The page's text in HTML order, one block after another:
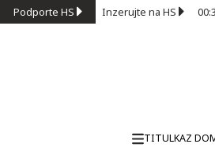
Podporte HS Inzerujte na HS
TITULKAZ